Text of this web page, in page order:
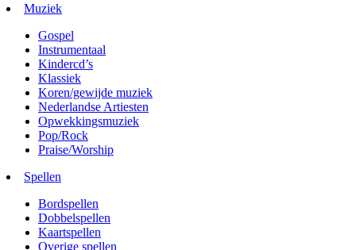
Muziek
Gospel
Instrumentaal
Kindercd’s
Klassiek
Koren/gewijde muziek
Nederlandse Artiesten
Opwekkingsmuziek
Pop/Rock
Praise/Worship
Spellen
Bordspellen
Dobbelspellen
Kaartspellen
Overige spellen